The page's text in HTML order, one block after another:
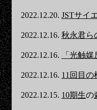
2022.12.20. JSTサイ
2022.12.16. 秋永君ら
2022.12.16. 「光触
2022.12.16. 11回目の
2022.12.15. 10期生の